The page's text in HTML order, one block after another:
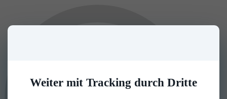
Weiter mit Tracking durch Dritte